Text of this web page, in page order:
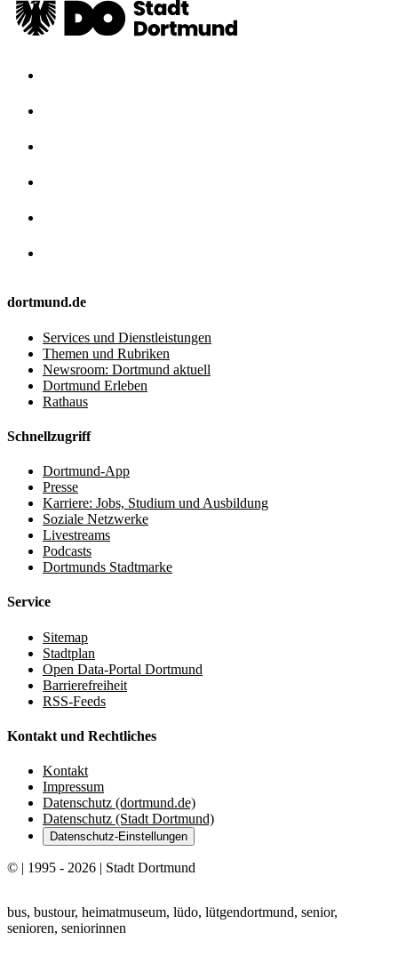
dortmund.de
Services und Dienstleistungen
Themen und Rubriken
Newsroom: Dortmund aktuell
Dortmund Erleben
Rathaus
Schnellzugriff
Dortmund-App
Presse
Karriere: Jobs, Studium und Ausbildung
Soziale Netzwerke
Livestreams
Podcasts
Dortmunds Stadtmarke
Service
Sitemap
Stadtplan
Open Data-Portal Dortmund
Barrierefreiheit
RSS-Feeds
Kontakt und Rechtliches
Kontakt
Impressum
Datenschutz (dortmund.de)
Datenschutz (Stadt Dortmund)
Datenschutz-Einstellungen
© | 1995 - 2026 | Stadt Dortmund
bus, bustour, heimatmuseum, lüdo, lütgendortmund, senior,
senioren, seniorinnen